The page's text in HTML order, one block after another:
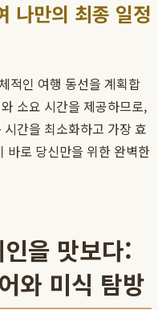
나만의 최종 일정
적인 여행 동선을 계획합
소요 시간을 제공하므로,
간을 최소화하고 가장 효
바로 당신만을 위한 완벽한
을 맛보다:
와 미식 탐방